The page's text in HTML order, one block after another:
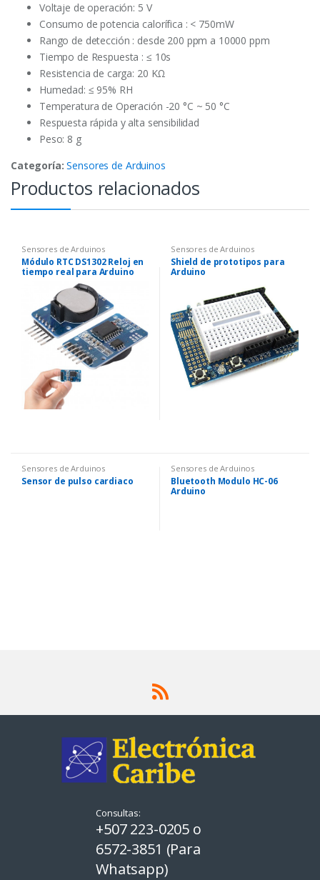
Voltaje de operación: 5 V
Consumo de potencia calorífica : < 750mW
Rango de detección : desde 200 ppm a 10000 ppm
Tiempo de Respuesta : ≤ 10s
Resistencia de carga: 20 KΩ
Humedad: ≤ 95% RH
Temperatura de Operación -20 °C ~ 50 °C
Respuesta rápida y alta sensibilidad
Peso: 8 g
Categoría:Sensores de Arduinos
Productos relacionados
Sensores de Arduinos
Módulo RTC DS1302 Reloj en
tiempo real para Arduino
Sensores de Arduinos
Shield de prototipos para
Arduino
Sensores de Arduinos
Sensor de pulso cardiaco
Sensores de Arduinos
Bluetooth Modulo HC-06
Arduino
Consultas:
+507 223-0205 o
6572-3851 (Para
Whatsapp)